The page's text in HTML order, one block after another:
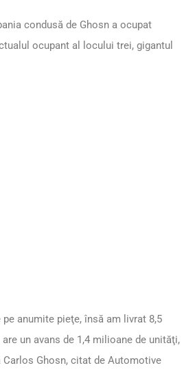
condusă de Ghosn a ocupat
ocupant al locului trei, gigantul
anumite pieţe, însă am livrat 8,5
un avans de 1,4 milioane de unităţi,
Ghosn, citat de Automotive